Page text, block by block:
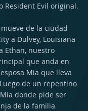
Resident Evil original.
de la ciudad
a Dulvey, Louisiana
Ethan, nuestro
que anda en
Mia que lleva
de un repentino
donde pide ser
de la familia